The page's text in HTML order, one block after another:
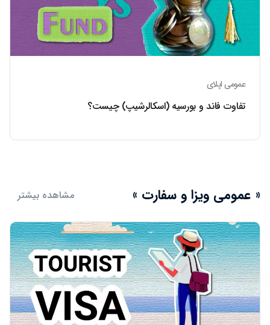
عمومی اپلای
تفاوت فاند و بورسیه (اسکالرشیپ) چیست؟
« عمومی ویزا و سفارت » مشاهده بیشتر